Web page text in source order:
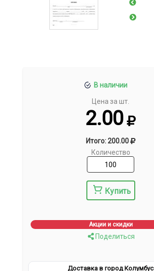
В наличии
Цена за шт.
2.00
Итого: 200.00
Количество
Купить
Акции и скидки
Поделиться
Доставка в город Колумбус